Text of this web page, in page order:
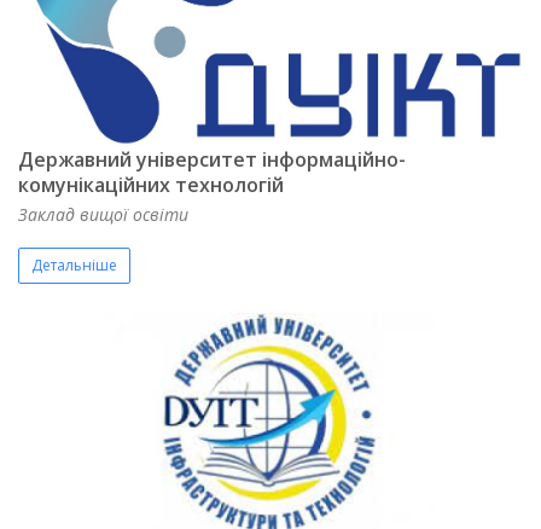
Державний університет інформаційно-
комунікаційних технологій
Заклад вищої освіти
Детальніше